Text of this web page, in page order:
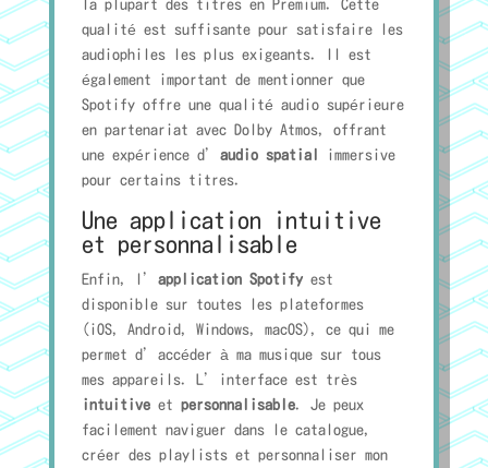
la plupart des titres en Premium. Cette
qualité est suffisante pour satisfaire les
audiophiles les plus exigeants. Il est
également important de mentionner que
Spotify offre une qualité audio supérieure
en partenariat avec Dolby Atmos, offrant
une expérience d’ audio spatial
immersive
pour certains titres.
Une application intuitive
et personnalisable
Enfin, l’ application Spotifyest
disponible sur toutes les plateformes
(iOS, Android, Windows, macOS), ce qui me
permet d’accéder à ma musique sur tous
mes appareils. L’interface est très
intuitiveet personnalisable. Je peux
facilement naviguer dans le catalogue,
créer des playlists et personnaliser mon